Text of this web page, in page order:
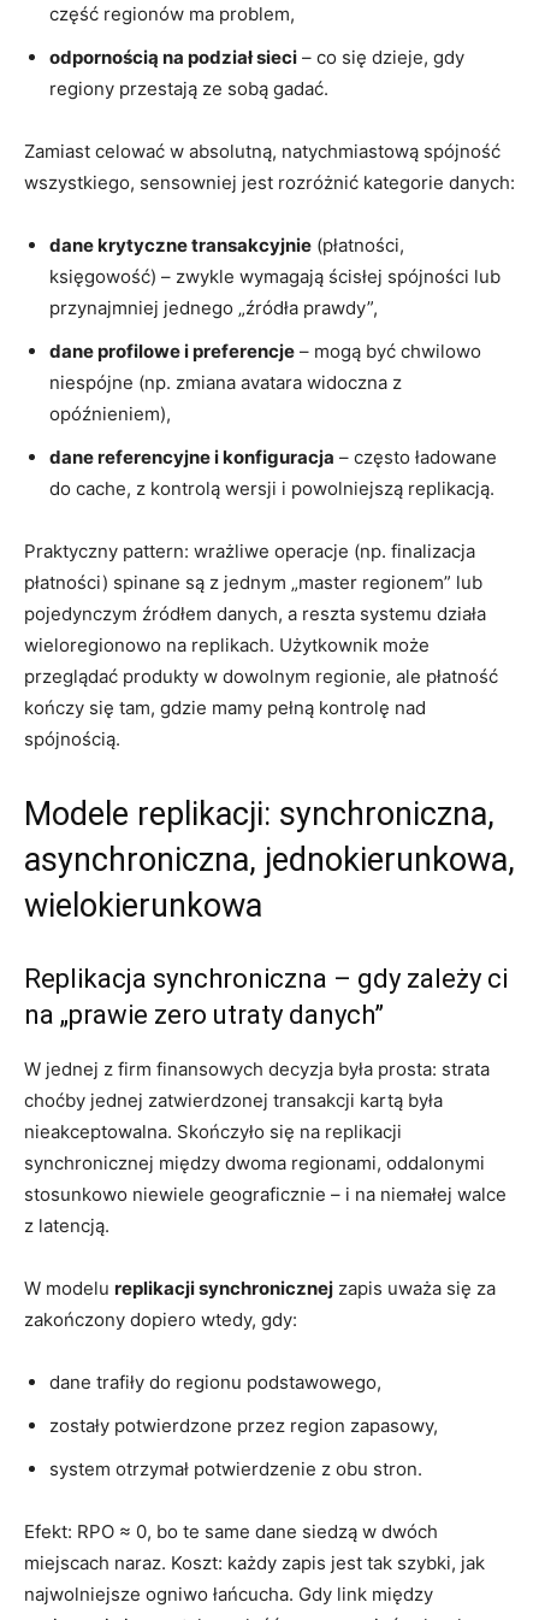
część regionów ma problem,
odpornością na podział sieci – co się dzieje, gdy
regiony przestają ze sobą gadać.
Zamiast celować w absolutną, natychmiastową spójność
wszystkiego, sensowniej jest rozróżnić kategorie danych:
dane krytyczne transakcyjnie (płatności,
księgowość) – zwykle wymagają ścisłej spójności lub
przynajmniej jednego „źródła prawdy”,
dane profilowe i preferencje – mogą być chwilowo
niespójne (np. zmiana avatara widoczna z
opóźnieniem),
dane referencyjne i konfiguracja – często ładowane
do cache, z kontrolą wersji i powolniejszą replikacją.
Praktyczny pattern: wrażliwe operacje (np. finalizacja
płatności) spinane są z jednym „master regionem” lub
pojedynczym źródłem danych, a reszta systemu działa
wieloregionowo na replikach. Użytkownik może
przeglądać produkty w dowolnym regionie, ale płatność
kończy się tam, gdzie mamy pełną kontrolę nad
spójnością.
Modele replikacji: synchroniczna,
asynchroniczna, jednokierunkowa,
wielokierunkowa
Replikacja synchroniczna – gdy zależy ci
na „prawie zero utraty danych”
W jednej z firm finansowych decyzja była prosta: strata
choćby jednej zatwierdzonej transakcji kartą była
nieakceptowalna. Skończyło się na replikacji
synchronicznej między dwoma regionami, oddalonymi
stosunkowo niewiele geograficznie – i na niemałej walce
z latencją.
W modelu replikacji synchronicznej zapis uważa się za
zakończony dopiero wtedy, gdy:
dane trafiły do regionu podstawowego,
zostały potwierdzone przez region zapasowy,
system otrzymał potwierdzenie z obu stron.
Efekt: RPO ≈ 0, bo te same dane siedzą w dwóch
miejscach naraz. Koszt: każdy zapis jest tak szybki, jak
najwolniejsze ogniwo łańcucha. Gdy link między